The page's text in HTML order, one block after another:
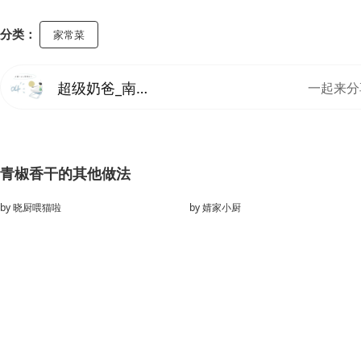
分类： 家常菜
超级奶爸_南宫云枫 一起来
青椒香干的其他做法
by晓厨喂猫啦 by婧家小厨